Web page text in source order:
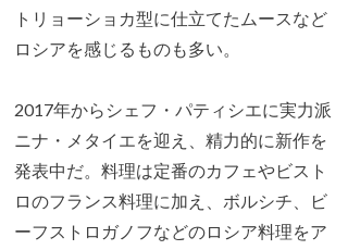
トリョーショカ型に仕立てたムースなど
ロシアを感じるものも多い。
2017年からシェフ・パティシエに実力派
ニナ・メタイエを迎え、精力的に新作を
発表中だ。料理は定番のカフェやビスト
ロのフランス料理に加え、ボルシチ、ビ
ーフストロガノフなどのロシア料理をア